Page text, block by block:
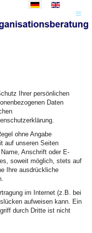
Sprache auswählen
Ihrer persönlichen
Daten
ohne Angabe
auf unseren Seiten
Anschrift oder E-
soweit möglich, stets auf
Ihre ausdrückliche
im Internet (z.B. bei
aufweisen kann. Ein
durch Dritte ist nicht